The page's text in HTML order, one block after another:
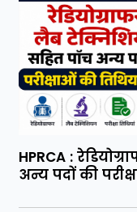
HPRCA :
अन्य पदों की